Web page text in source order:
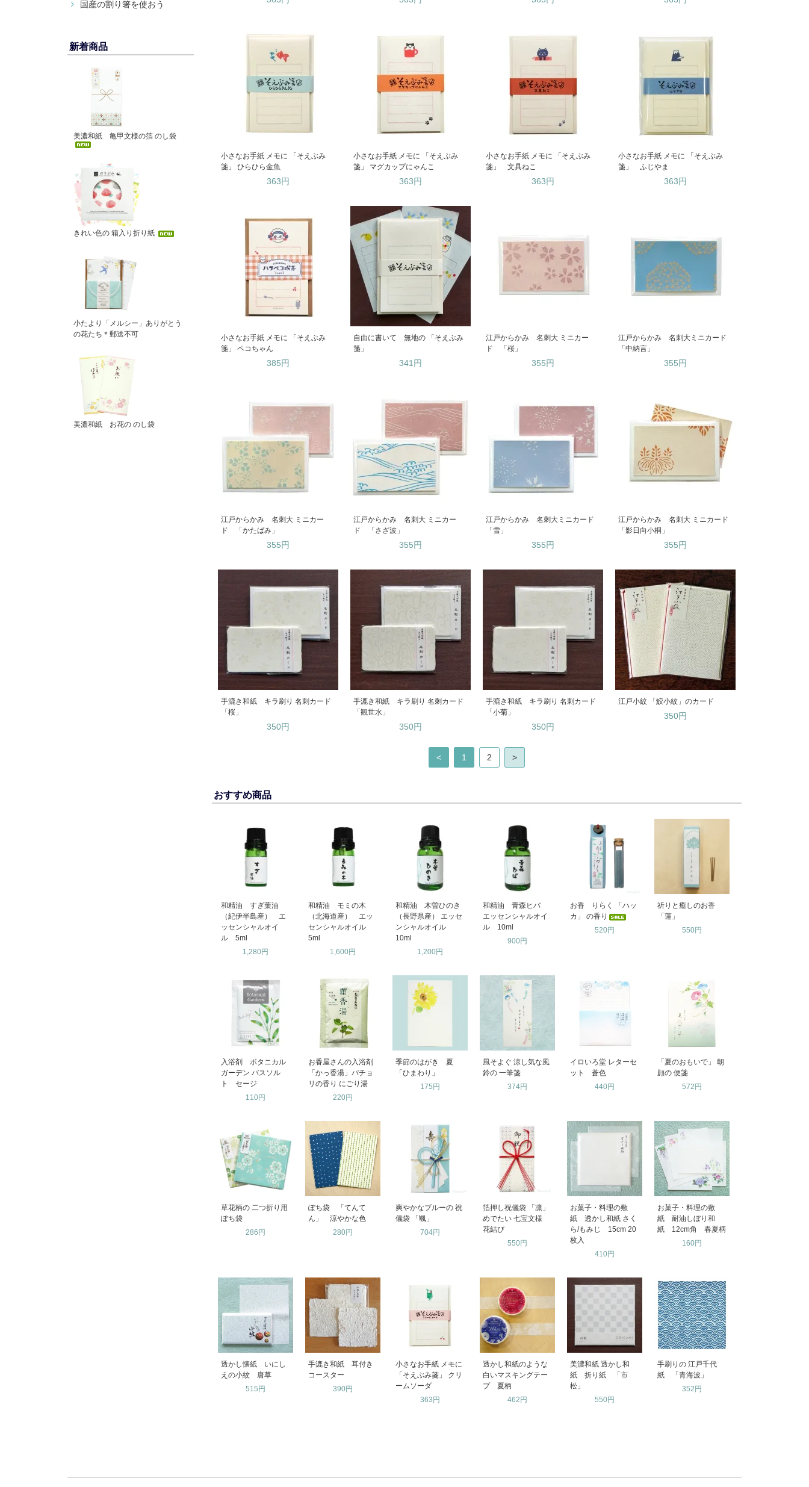
国産の割り箸を使おう
新着商品
美濃和紙 亀甲文様の箔 のし袋
きれい色の 箱入り折り紙
小たより「メルシー」ありがとう
の花たち＊郵送不可
美濃和紙 お花の のし袋
小さなお手紙 メモに 「そえぶみ
箋」 ひらひら金魚
363円
小さなお手紙 メモに 「そえぶみ
箋」 マグカップにゃんこ
363円
小さなお手紙 メモに 「そえぶみ
箋」 文具ねこ
363円
小さなお手紙 メモに 「そえぶみ
箋」 ふじやま
363円
小さなお手紙 メモに 「そえぶみ
箋」 ペコちゃん
385円
自由に書いて 無地の 「そえぶみ
箋」
341円
江戸からかみ 名刺大 ミニカー
ド 「桜」
355円
江戸からかみ 名刺大ミニカード
「中納言」
355円
江戸からかみ 名刺大 ミニカー
ド 「かたばみ」
355円
江戸からかみ 名刺大 ミニカー
ド 「さざ波」
355円
江戸からかみ 名刺大ミニカード
「雪」
355円
江戸からかみ 名刺大 ミニカード
「影日向小桐」
355円
手漉き和紙 キラ刷り 名刺カード
「桜」
350円
手漉き和紙 キラ刷り 名刺カード
「観世水」
350円
手漉き和紙 キラ刷り 名刺カード
「小菊」
350円
江戸小紋 「鮫小紋」のカード
350円
< 1 2 >
おすすめ商品
和精油 すぎ葉油
（紀伊半島産） エ
ッセンシャルオイ
ル 5ml
1,280円
和精油 モミの木
（北海道産） エッ
センシャルオイル
5ml
1,600円
和精油 木曽ひのき
（長野県産） エッセ
ンシャルオイル
10ml
1,200円
和精油 青森ヒバ
エッセンシャルオイ
ル 10ml
900円
お香 りらく 「ハッ
カ」 の香り
520円
祈りと癒しのお香
「蓮」
550円
入浴剤 ボタニカル
ガーデン バスソル
ト セージ
110円
お香屋さんの入浴剤
「かっ香湯」パチョ
リの香り にごり湯
220円
季節のはがき 夏
「ひまわり」
175円
風そよぐ 涼し気な風
鈴の 一筆箋
374円
イロいろ堂 レターセ
ット 蒼色
440円
「夏のおもいで」 朝
顔の 便箋
572円
草花柄の 二つ折り用
ぽち袋
286円
ぽち袋 「てんて
ん」 涼やかな色
280円
爽やかなブルーの 祝
儀袋 「颯」
704円
箔押し祝儀袋 「凛」
めでたい 七宝文様
花結び
550円
お菓子・料理の敷
紙 透かし和紙 さく
ら/もみじ 15cm 20
枚入
410円
お菓子・料理の敷
紙 耐油しぼり和
紙 12cm角 春夏柄
160円
透かし懐紙 いにし
えの小紋 唐草
515円
手漉き和紙 耳付き
コースター
390円
小さなお手紙 メモに
「そえぶみ箋」 クリ
ームソーダ
363円
透かし和紙のような
白いマスキングテー
プ 夏柄
462円
美濃和紙 透かし和
紙 折り紙 「市
松」
550円
手刷りの 江戸千代
紙 「青海波」
352円